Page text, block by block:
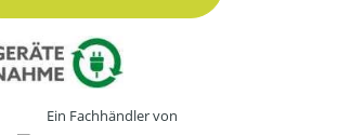
Ein Fachhändler von